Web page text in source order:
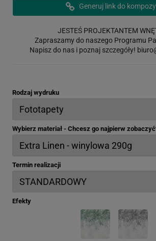
Generuj link do
JESTEŚ PROJEKTANTEM
Zapraszamy do naszego Programu
Napisz do nas i poznaj szczegóły!
Rodzaj wydruku
Wybierz materiał - Chcesz go najpierw
Termin realizacji
Efekty